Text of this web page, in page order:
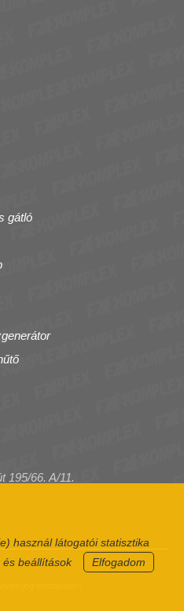
használ látogatói statisztika
és beállítások Elfogadom
gátló
195/66. A/11.